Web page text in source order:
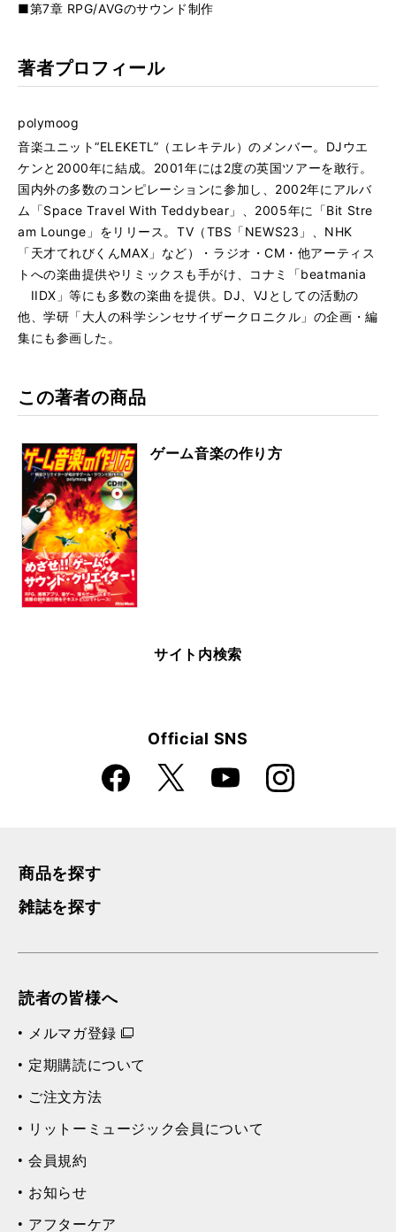
■第7章 RPG/AVGのサウンド制作
著者プロフィール
polymoog
音楽ユニット“ELEKETL”（エレキテル）のメンバー。DJウエ
ケンと2000年に結成。2001年には2度の英国ツアーを敢行。
国内外の多数のコンピレーションに参加し、2002年にアルバ
ム「Space Travel With Teddybear」、2005年に「Bit Stre
am Lounge」をリリース。TV（TBS「NEWS23」、NHK
「天才てれびくんMAX」など）・ラジオ・CM・他アーティス
トへの楽曲提供やリミックスも手がけ、コナミ「beatmania
IIDX」等にも多数の楽曲を提供。DJ、VJとしての活動の
他、学研「大人の科学シンセサイザークロニクル」の企画・編
集にも参画した。
この著者の商品
ゲーム音楽の作り方
サイト内検索
Official SNS
Faceboo
k
X YouTube Instagra
m
商品を探す
雑誌を探す
読者の皆様へ
メルマガ登録
定期購読について
ご注文方法
リットーミュージック会員について
会員規約
お知らせ
アフターケア